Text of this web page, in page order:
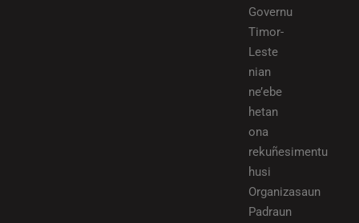
Governu
Timor-
Leste
nian
ne’ebe
hetan
ona
rekuñesimentu
husi
Organizasaun
Padraun